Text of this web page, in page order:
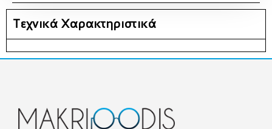
Τεχνικά Χαρακτηριστικά